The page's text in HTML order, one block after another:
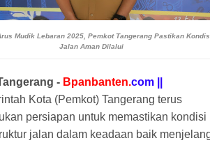
Mudik Lebaran 2025, Pemkot Tangerang Pastikan
Jalan Aman Dilalui
- Bpanbanten.com ||
Kota (Pemkot) Tangerang terus
persiapan untuk memastikan kondisi
jalan dalam keadaan baik